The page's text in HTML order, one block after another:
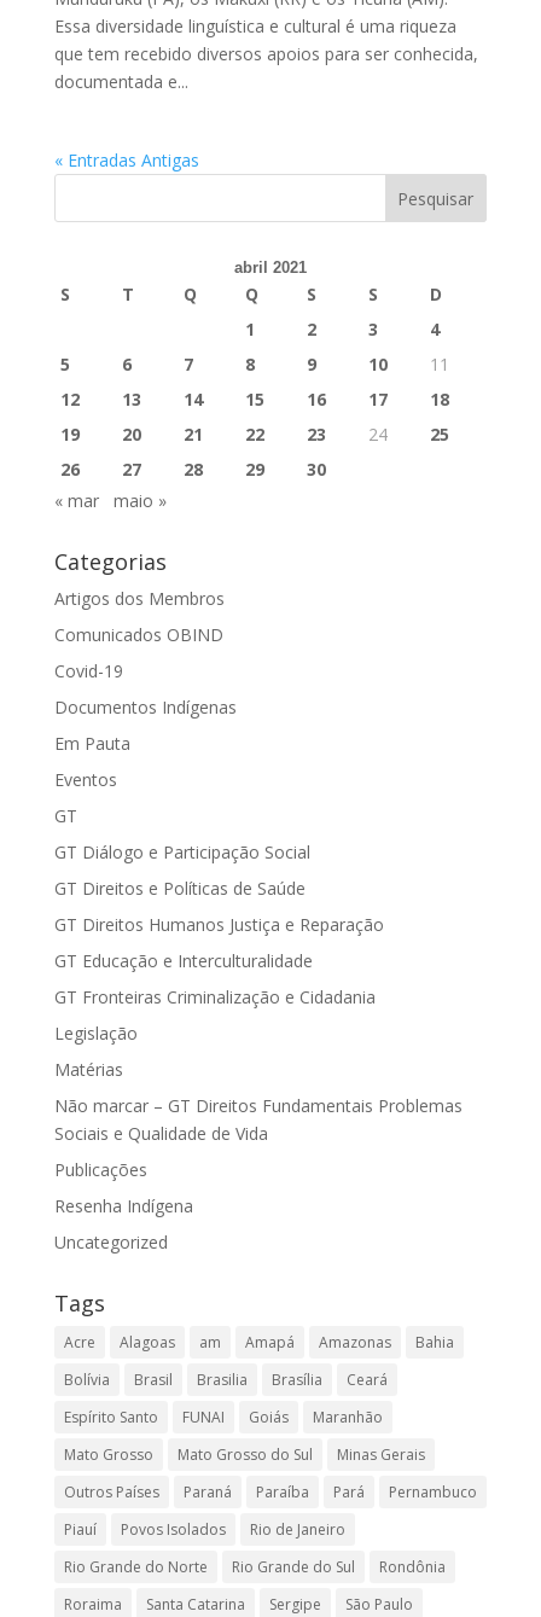
Essa diversidade linguística e cultural é uma riqueza
que tem recebido diversos apoios para ser conhecida,
documentada e...
« Entradas Antigas
abril 2021
S T Q Q S S
D
1
2 3
4
5
6 7 8 9 10
11
12
13 14 15 16 17
18
19
20 21 22 23 24
25
26
27 28 29
30
« mar
maio »
Categorias
Artigos dos Membros
Comunicados OBIND
Covid-19
Documentos Indígenas
Em Pauta
Eventos
GT
GT Diálogo e Participação Social
GT Direitos e Políticas de Saúde
GT Direitos Humanos Justiça e Reparação
GT Educação e Interculturalidade
GT Fronteiras Criminalização e Cidadania
Legislação
Matérias
Não marcar – GT Direitos Fundamentais Problemas
Sociais e Qualidade de Vida
Publicações
Resenha Indígena
Uncategorized
Tags
Acre Alagoas am Amapá Amazonas
Bahia
Bolívia
Brasil Brasilia Brasília
Ceará
Espírito Santo
FUNAI Goiás
Maranhão
Mato Grosso
Mato Grosso do Sul
Minas Gerais
Outros Países
Paraná Paraíba Pará
Pernambuco
Piauí
Povos Isolados
Rio de Janeiro
Rio Grande do Norte
Rio Grande do Sul
Rondônia
Roraima
Santa Catarina Sergipe
São Paulo